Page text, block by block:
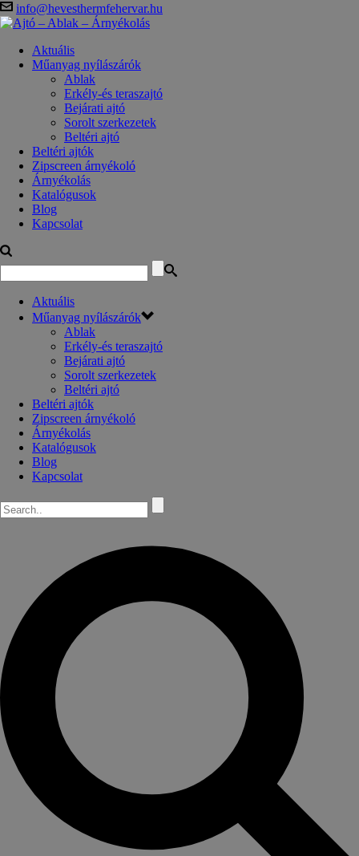
info@hevesthermfehervar.hu
Aktuális
Műanyag nyílászárók
Ablak
Erkély-és teraszajtó
Bejárati ajtó
Sorolt szerkezetek
Beltéri ajtó
Beltéri ajtók
Zipscreen árnyékoló
Árnyékolás
Katalógusok
Blog
Kapcsolat
Aktuális
Műanyag nyílászárók
Ablak
Erkély-és teraszajtó
Bejárati ajtó
Sorolt szerkezetek
Beltéri ajtó
Beltéri ajtók
Zipscreen árnyékoló
Árnyékolás
Katalógusok
Blog
Kapcsolat